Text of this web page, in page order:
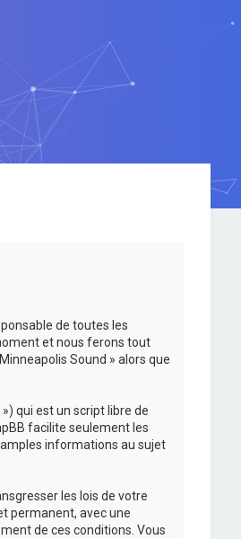
de toutes les
et nous ferons tout
Sound » alors que
qui est un script libre de
facilite seulement les
informations au sujet
les lois de votre
permanent, avec une
de ces conditions. Vous